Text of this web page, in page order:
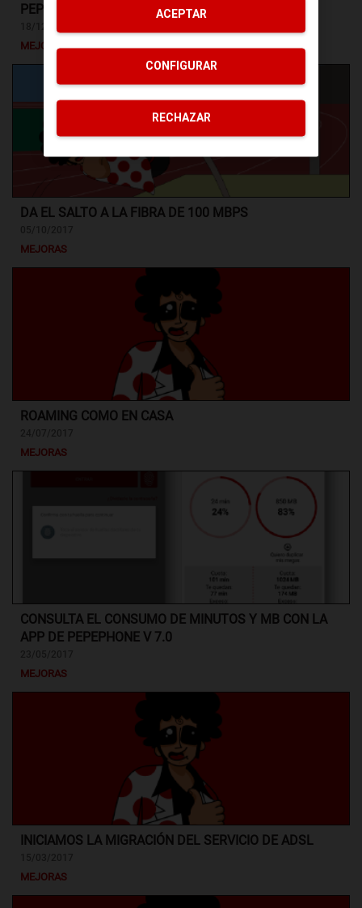
PEPEPHONE
18/12/2017
MEJORAS
DA EL SALTO A LA FIBRA DE 100 MBPS
MEJORAS
ROAMING COMO EN CASA
MEJORAS
CONSULTA EL CONSUMO DE MINUTOS Y MB CON LA
APP DE PEPEPHONE V 7.0
MEJORAS
INICIAMOS LA MIGRACIÓN DEL SERVICIO DE ADSL
MEJORAS
RECHAZAR
ACEPTAR
CONFIGURAR